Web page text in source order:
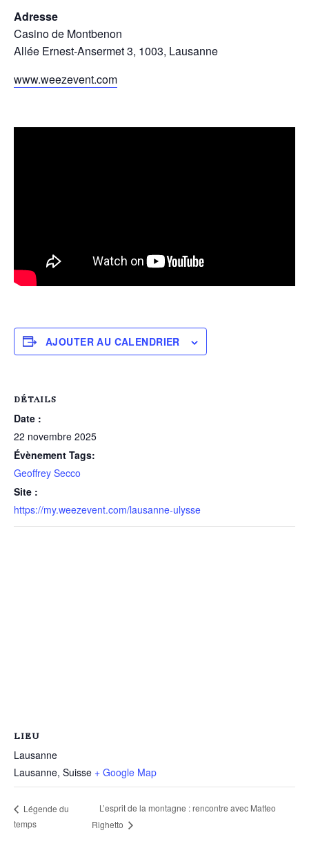
Adresse
Casino de Montbenon
Allée Ernest-Ansermet 3, 1003, Lausanne
www.weezevent.com
AJOUTER AU CALENDRIER
DÉTAILS
Date :
22 novembre 2025
Évènement Tags:
Geoffrey Secco
Site :
https://my.weezevent.com/lausanne-ulysse
LIEU
Lausanne
Lausanne, Suisse + Google Map
Légende du
temps
L’esprit de la montagne : rencontre avec Matteo
Righetto